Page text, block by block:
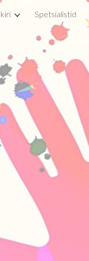
Spetsialistid